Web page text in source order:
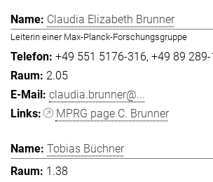
Claudia Elizabeth Brunner
Leiterin einer Max-Planck-Forschungsgruppe
+49 551 5176-316 +49 89
2.05
claudia.brunner@...
MPRG page C. Brunner
Tobias Büchner
1.38